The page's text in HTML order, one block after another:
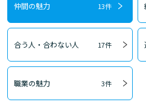
仲間の魅力 13件
合う人・合わない人 17件
職業の魅力 3件